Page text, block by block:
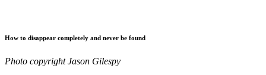
How to disappear completely and never be found
Photo copyright Jason Gilespy